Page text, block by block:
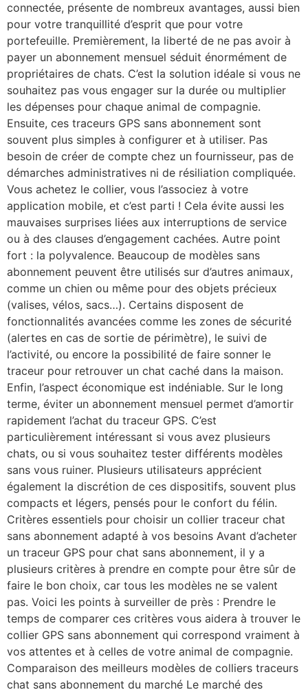
connectée, présente de nombreux avantages, aussi bien
pour votre tranquillité d’esprit que pour votre
portefeuille. Premièrement, la liberté de ne pas avoir à
payer un abonnement mensuel séduit énormément de
propriétaires de chats. C’est la solution idéale si vous ne
souhaitez pas vous engager sur la durée ou multiplier
les dépenses pour chaque animal de compagnie.
Ensuite, ces traceurs GPS sans abonnement sont
souvent plus simples à configurer et à utiliser. Pas
besoin de créer de compte chez un fournisseur, pas de
démarches administratives ni de résiliation compliquée.
Vous achetez le collier, vous l’associez à votre
application mobile, et c’est parti ! Cela évite aussi les
mauvaises surprises liées aux interruptions de service
ou à des clauses d’engagement cachées. Autre point
fort : la polyvalence. Beaucoup de modèles sans
abonnement peuvent être utilisés sur d’autres animaux,
comme un chien ou même pour des objets précieux
(valises, vélos, sacs…). Certains disposent de
fonctionnalités avancées comme les zones de sécurité
(alertes en cas de sortie de périmètre), le suivi de
l’activité, ou encore la possibilité de faire sonner le
traceur pour retrouver un chat caché dans la maison.
Enfin, l’aspect économique est indéniable. Sur le long
terme, éviter un abonnement mensuel permet d’amortir
rapidement l’achat du traceur GPS. C’est
particulièrement intéressant si vous avez plusieurs
chats, ou si vous souhaitez tester différents modèles
sans vous ruiner. Plusieurs utilisateurs apprécient
également la discrétion de ces dispositifs, souvent plus
compacts et légers, pensés pour le confort du félin.
Critères essentiels pour choisir un collier traceur chat
sans abonnement adapté à vos besoins Avant d’acheter
un traceur GPS pour chat sans abonnement, il y a
plusieurs critères à prendre en compte pour être sûr de
faire le bon choix, car tous les modèles ne se valent
pas. Voici les points à surveiller de près : Prendre le
temps de comparer ces critères vous aidera à trouver le
collier GPS sans abonnement qui correspond vraiment à
vos attentes et à celles de votre animal de compagnie.
Comparaison des meilleurs modèles de colliers traceurs
chat sans abonnement du marché Le marché des